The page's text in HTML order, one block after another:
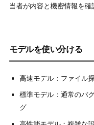
当者が内容と機密情報を確
モデルを使い分ける
高速モデル：ファイル
標準モデル：通常のバ
グ